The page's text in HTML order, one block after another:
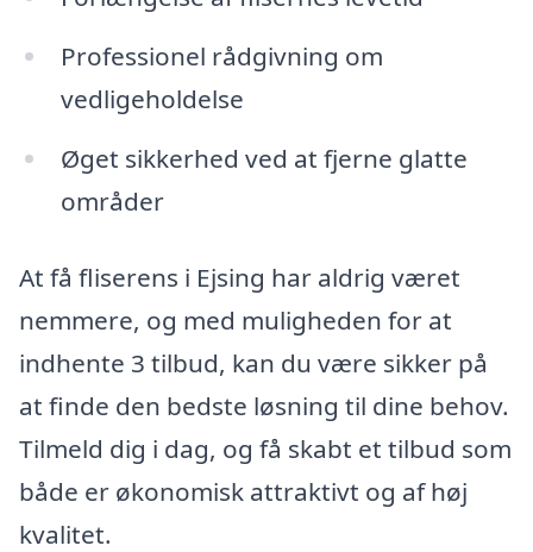
Professionel rådgivning om
vedligeholdelse
Øget sikkerhed ved at fjerne glatte
områder
At få fliserens i Ejsing har aldrig været
nemmere, og med muligheden for at
indhente 3 tilbud, kan du være sikker på
at finde den bedste løsning til dine behov.
Tilmeld dig i dag, og få skabt et tilbud som
både er økonomisk attraktivt og af høj
kvalitet.